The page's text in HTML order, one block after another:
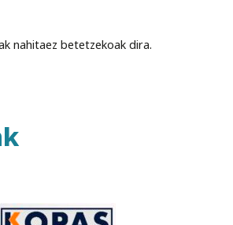
nahitaez betetzekoak dira.